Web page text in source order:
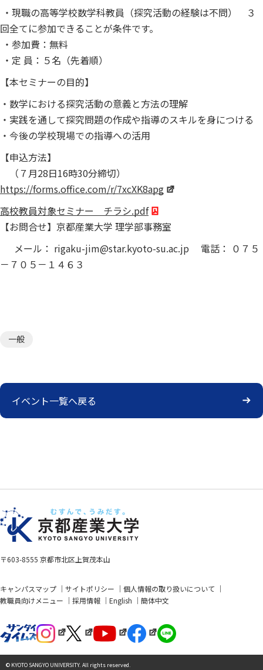
・現職の高等学校数学科教員（探究活動の経験は不問） ３
回全てに参加できることが条件です。
・参加費：無料
・定 員：５名（先着順）
【本セミナーの目的】
・数学における探究活動の意義と方法の理解
・実践を通して探究問題の作成や指導のスキルを身につける
・今後の学校現場での指導への活用
【申込方法】
（７月28日16時30分締切）
https://forms.office.com/r/7xcXK8apg
高校教員対象セミナー チラシ.pdf
【お問合せ】京都産業大学 理学部事務室
メール： rigaku-jim@star.kyoto-su.ac.jp 電話： ０７５
－７０５－１４６３
一般
イベント一覧へ戻る
〒603-8555 京都市北区上賀茂本山
キャンパスマップ サイトポリシー
個人情報の取り扱いについて
教職員向けメニュー
採用情報 English 簡体中文
© KYOTO SANGYO UNIVERSITY. All rights reserved.